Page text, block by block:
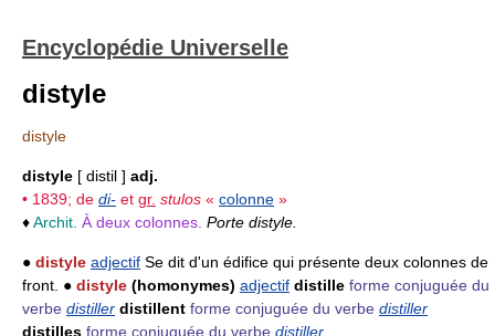
Encyclopédie Universelle
distyle
distyle
distyle [ distil ] adj.
• 1839; de di- et gr. stulos « colonne »
♦Archit. À deux colonnes. Porte distyle.
● distyle adjectif Se dit d'un édifice qui présente deux colonnes de
front. ● distyle (homonymes) adjectif distille forme conjuguée du
verbe distiller distillent forme conjuguée du verbe distiller
distilles forme conjuguée du verbe distiller